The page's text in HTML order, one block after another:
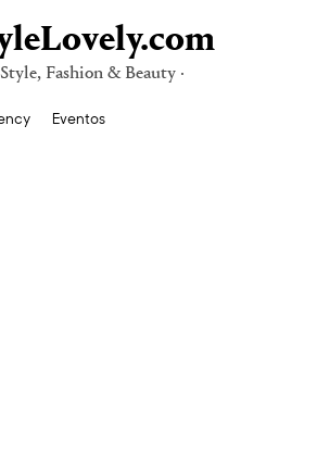
Style, Fashion & Beauty ·
Eventos